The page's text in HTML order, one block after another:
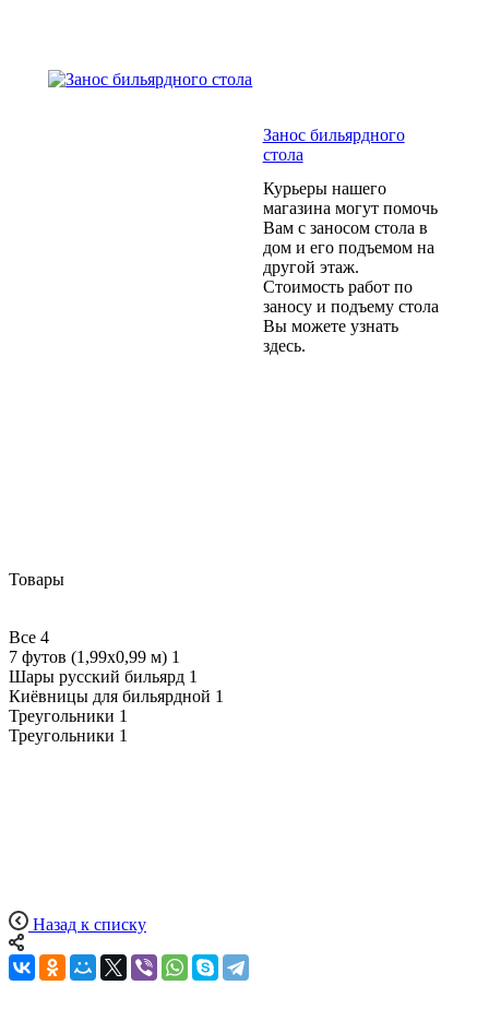
Занос бильярдного
стола
Курьеры нашего
магазина могут помочь
Вам с заносом стола в
дом и его подъемом на
другой этаж.
Стоимость работ по
заносу и подъему стола
Вы можете узнать
здесь.
Товары
Все 4
7 футов (1,99х0,99 м) 1
Шары русский бильярд 1
Киёвницы для бильярдной 1
Треугольники 1
Треугольники 1
Назад к списку